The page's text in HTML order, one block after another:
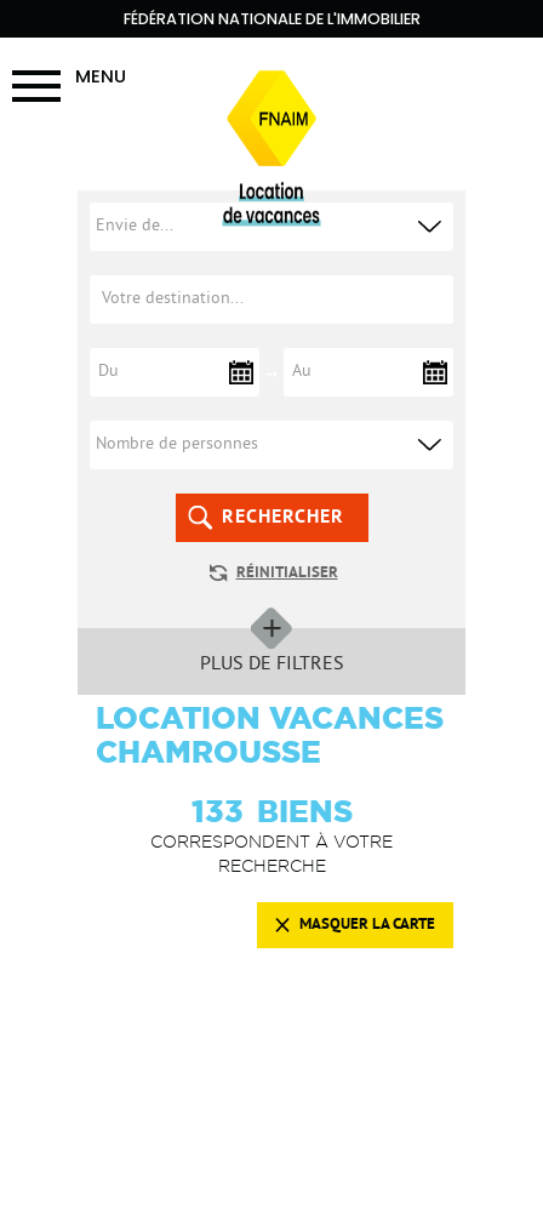
FÉDÉRATION NATIONALE DE L'IMMOBILIER
MENU
RECHERCHER
RÉINITIALISER
PLUS DE FILTRES
LOCATION VACANCES
CHAMROUSSE
133 BIENS
CORRESPONDENT À VOTRE
RECHERCHE
MASQUER LA CARTE